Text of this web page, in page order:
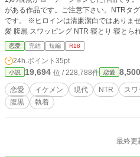
くもないと、全力で全否定をする。推し
刻、工作、裁縫をマスターし、日々推し
る。 エドヴィン 王子 18歳 パーティーで知り合ったリーゼ（ただしリーゼ本
か、しか頭になかった、残念すぎるイケメ
がある作品です。ご注意下さい。NTRタ
です。 ※ヒロインは清廉潔白ではありません。 現代 日常 ♡喘ぎ 大学生
愛 腹黒 スワッピング NTR 寝とり 寝とら
恋愛 完結 短編 R18
24h.ポイント 35pt
小説 19,694 位 / 228,788件 恋愛 8,500
恋愛 イケメン 現代 NTR ス
腹黒
執着
最終更